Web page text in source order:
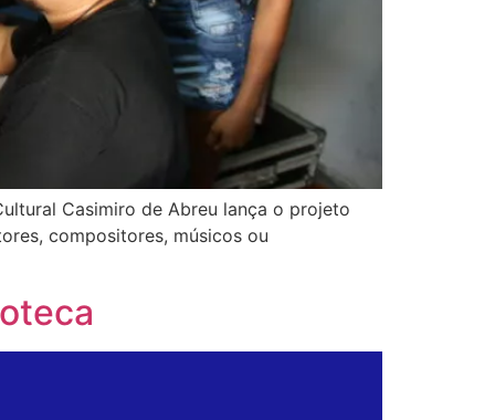
Casimiro de Abreu lança o projeto
compositores, músicos ou